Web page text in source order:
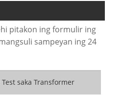
pitakon ing formulir ing
sampeyan ing 24